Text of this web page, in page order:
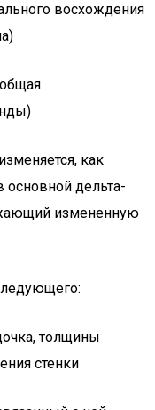
восхождения
как
основной дельта-
измененную
толщины
стенки